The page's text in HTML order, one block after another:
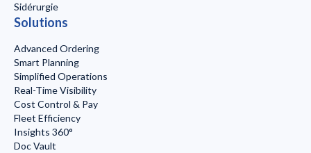
Sidérurgie
Solutions
Advanced Ordering
Smart Planning
Simplified Operations
Real-Time Visibility
Cost Control & Pay
Fleet Efficiency
Insights 360°
Doc Vault